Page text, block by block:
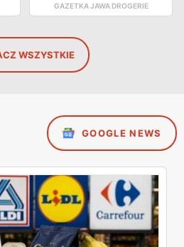
GAZETKA JAWA DROGERIE
WSZYSTKIE
GOOGLE NEWS